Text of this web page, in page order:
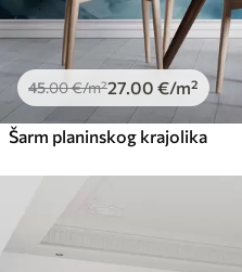
45.00€/m²27 .00 €/m²
Šarm planinskog krajolika